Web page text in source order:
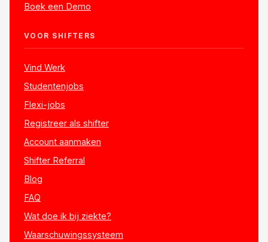
Boek een Demo
VOOR SHIFTERS
Vind Werk
Studentenjobs
Flexi-jobs
Registreer als shifter
Account aanmaken
Shifter Referral
Blog
FAQ
Wat doe ik bij ziekte?
Waarschuwingssysteem